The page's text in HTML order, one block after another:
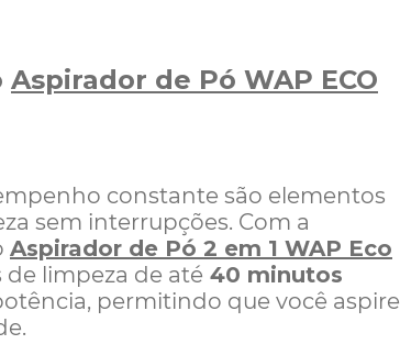
Aspirador de Pó WAP ECO
constante são elementos
sem interrupções. Com a
Aspirador de Pó 2 em 1 WAP Eco
de limpeza de até 40 minutos
permitindo que você aspire